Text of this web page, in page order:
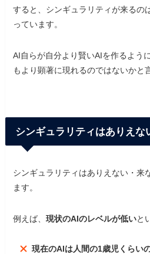
すると、シンギュラリティが来るの
っています。
AI自らが自分より賢いAIを作るよう
もより顕著に現れるのではないかと
シンギュラリティはありえな
シンギュラリティはありえない・来
ます。
例えば、現状のAIのレベルが低いと
現在のAIは人間の1歳児くらい